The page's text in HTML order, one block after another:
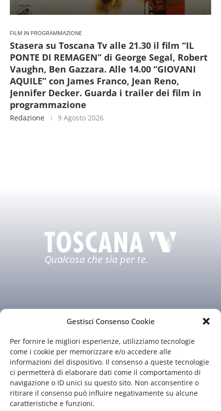
Gestisci Consenso Cookie
Per fornire le migliori esperienze, utilizziamo tecnologie
come i cookie per memorizzare e/o accedere alle
informazioni del dispositivo. Il consenso a queste tecnologie
ci permetterà di elaborare dati come il comportamento di
navigazione o ID unici su questo sito. Non acconsentire o
ritirare il consenso può influire negativamente su alcune
caratteristiche e funzioni.
FILM IN PROGRAMMAZIONE
Stasera su Toscana Tv alle 21.30 il film “IL
PONTE DI REMAGEN” di George Segal, Robert
Vaughn, Ben Gazzara. Alle 14.00 “GIOVANI
AQUILE” con James Franco, Jean Reno,
Jennifer Decker. Guarda i trailer dei film in
programmazione
Redazione 9 Agosto 2026
Qualcosa che sia per te.
Chi siamo
Il nostro staff
Guida TV
Contatti